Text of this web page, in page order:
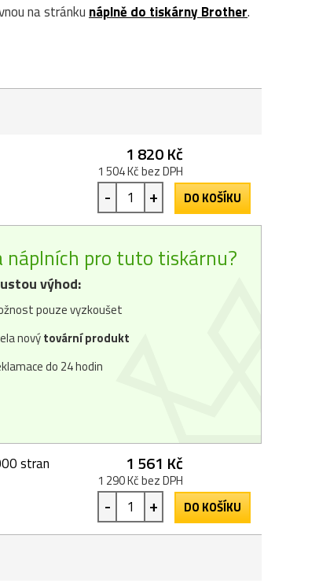
na stránku náplně do tiskárny Brother.
1 820 Kč
1 504 Kč bez DPH
- + DO KOŠÍKU
náplních pro tuto tiskárnu?
výhod:
pouze vyzkoušet
novýtovární produkt
do 24 hodin
stran 1 561 Kč
1 290 Kč bez DPH
- + DO KOŠÍKU